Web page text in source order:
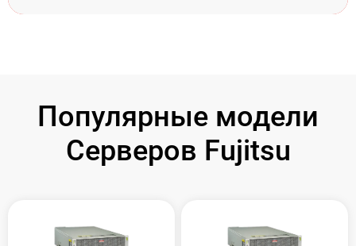
Популярные модели
Серверов Fujitsu